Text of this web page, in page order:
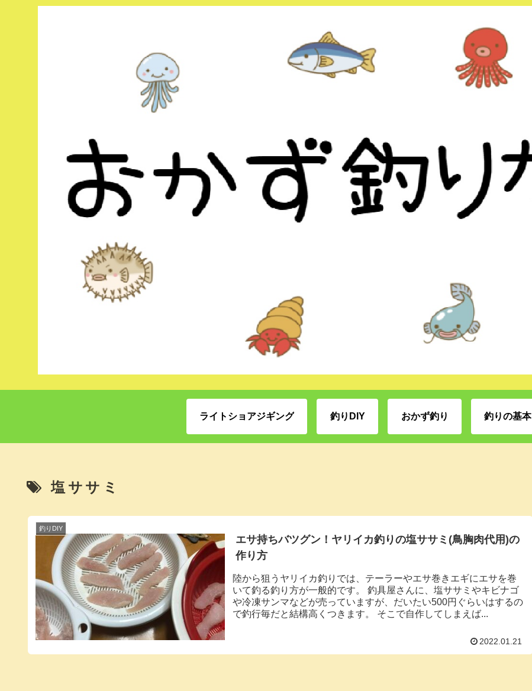
ライトショアジギング 釣りDIY おかず釣り 釣りの基本
塩ササミ
釣りDIY
エサ持ちバツグン！ヤリイカ釣りの塩ササミ(鳥胸肉代用)の
作り方
陸から狙うヤリイカ釣りでは、テーラーやエサ巻きエギにエサを巻
いて釣る釣り方が一般的です。 釣具屋さんに、塩ササミやキビナゴ
や冷凍サンマなどが売っていますが、だいたい500円ぐらいはするの
で釣行毎だと結構高くつきます。 そこで自作してしまえば...
2022.01.21